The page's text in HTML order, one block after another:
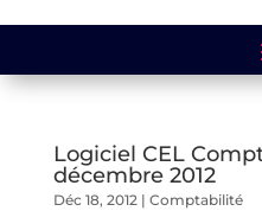
Logiciel CEL
décembre 2012
Déc 18, 2012| Comptabilité